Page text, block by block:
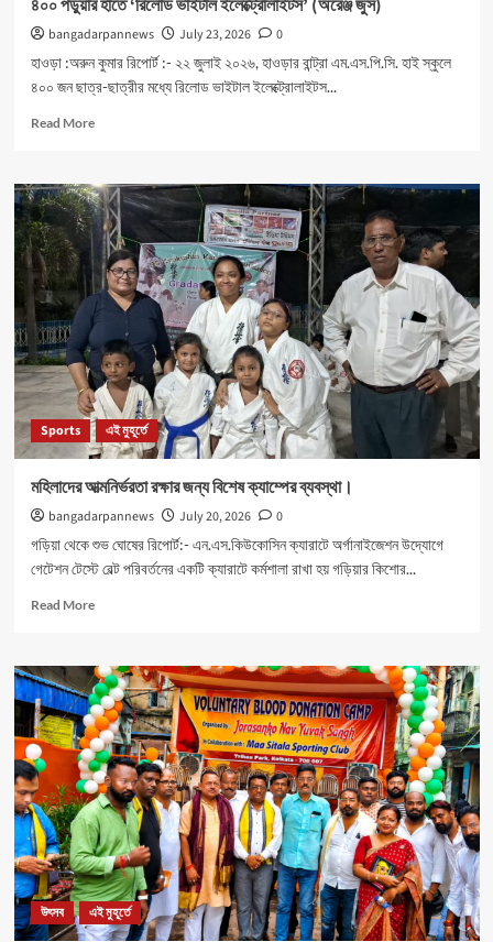
৪০০ পড়ুয়ার হাতে ‘রিলোড ভাইটাল ইলেক্ট্রোলাইটস’ (অরেঞ্জ জুস)
bangadarpannews July 23, 2026
0
হাওড়া :অরুন কুমার রিপোর্ট :- ২২ জুলাই ২০২৬, হাওড়ার বান্ট্রা এম.এস.পি.সি. হাই স্কুলে
৪০০ জন ছাত্র-ছাত্রীর মধ্যে রিলোড ভাইটাল ইলেক্ট্রোলাইটস...
Read MoreRead
৪০০
পড়ুয়ার
হাতে
‘রিলোড
ভাইটাল
ইলেক্ট্রোলাইটস’
(অরেঞ্জ
জুস)
Sports এই মুহূর্তে
মহিলাদের আত্মনির্ভরতা রক্ষার জন্য বিশেষ ক্যাম্পের ব্যবস্থা।
bangadarpannews July 20, 2026
0
গড়িয়া থেকে শুভ ঘোষের রিপোর্ট:- এন.এস.কিউকোসিন ক্যারাটে অর্গানাইজেশন উদ্যোগে
গেটেশন টেস্টে বেল্ট পরিবর্তনের একটি ক্যারাটে কর্মশালা রাখা হয় গড়িয়ার কিশোর...
Read MoreRead
মহিলাদের
আত্মনির্ভরতা
রক্ষার
জন্য
বিশেষ
ক্যাম্পের
ব্যবস্থা।
উৎসব এই মুহূর্তে